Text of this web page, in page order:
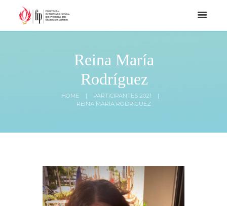
Reina María
Rodríguez
HOME
PARTICIPANTES 2021
REINA MARÍA RODRÍGUEZ